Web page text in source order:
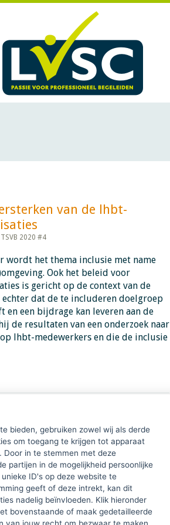
van de lhbt-
TSVB 2020 #4
wordt het thema inclusie met name
Ook het beleid voor
is gericht op de context van de
dat de te includeren doelgroep
een bijdrage kan leveren aan de
de resultaten van een onderzoek naar
lhbt-medewerkers en die de inclusie
bieden, gebruiken zowel wij als derde
om toegang te krijgen tot apparaat
in te stemmen met deze
partijen in de mogelijkheid persoonlijke
ID's op deze website te
geeft of deze intrekt, kan dit
nadelig beïnvloeden. Klik hieronder
bovenstaande of maak gedetailleerde